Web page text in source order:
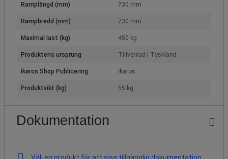
Ramplängd (mm) 730 mm
Rampbredd (mm) 730 mm
Maximal last (kg) 450 kg
Produktens ursprung Tillverkad i Tyskland
Ikaros Shop Publicering Ikaros
Produktvikt (kg) 55 kg
Dokumentation
Välj en produkt för att visa tillgänglig dokumentation